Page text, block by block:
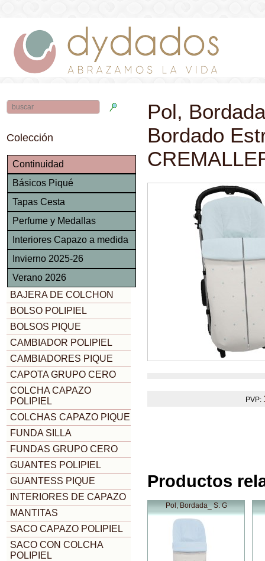
Colección
Continuidad
Básicos Piqué
Tapas Cesta
Perfume y Medallas
Interiores Capazo a medida
Invierno 2025-26
Verano 2026
BAJERA DE COLCHON
BOLSO POLIPIEL
BOLSOS PIQUE
CAMBIADOR POLIPIEL
CAMBIADORES PIQUE
CAPOTA GRUPO CERO
COLCHA CAPAZO
POLIPIEL
COLCHAS CAPAZO PIQUE
FUNDA SILLA
FUNDAS GRUPO CERO
GUANTES POLIPIEL
GUANTESS PIQUE
INTERIORES DE CAPAZO
MANTITAS
SACO CAPAZO POLIPIEL
SACO CON COLCHA
POLIPIEL
Pol,
Bordado
PVP:
Productos
Pol, Bordada_ S. G